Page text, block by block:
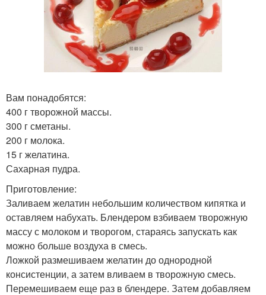
Вам понадобятся:
400 г творожной массы.
300 г сметаны.
200 г молока.
15 г желатина.
Сахарная пудра.
Приготовление:
Заливаем желатин небольшим количеством кипятка и
оставляем набухать. Блендером взбиваем творожную
массу с молоком и творогом, стараясь запускать как
можно больше воздуха в смесь.
Ложкой размешиваем желатин до однородной
консистенции, а затем вливаем в творожную смесь.
Перемешиваем еще раз в блендере. Затем добавляем